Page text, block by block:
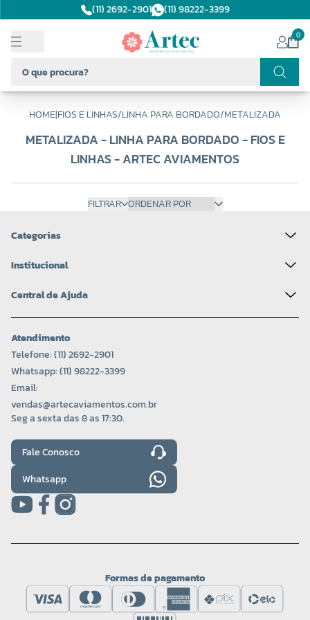
(11) 2692-2901 (11) 98222-3399
0
HOME|FIOS E LINHAS/LINHA PARA BORDADO/METALIZADA
METALIZADA - LINHA PARA BORDADO - FIOS E
LINHAS - ARTEC AVIAMENTOS
FILTRAR
Categorias
Institucional
Central de Ajuda
Atendimento
Telefone: (11) 2692-2901
Whatsapp: (11) 98222-3399
Email:
vendas@artecaviamentos.com.br
Seg a sexta das 8 as 17:30.
Fale Conosco
Whatsapp
Formas de pagamento